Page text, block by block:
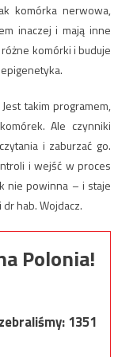
komórka nerwowa,
inaczej i mają inne
komórki i buduje
takim programem,
Ale czynniki
i zaburzać go.
i wejść w proces
nie powinna – i staje
hab. Wojdacz.
Polonia!
1351